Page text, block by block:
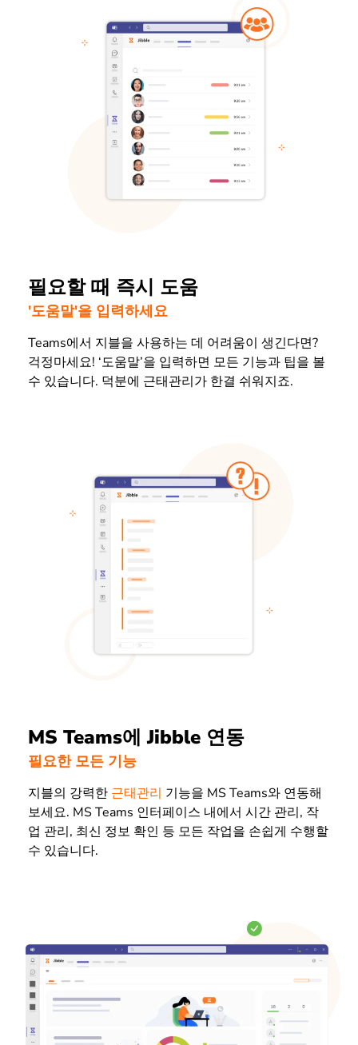
필요할 때 즉시 도움
'도움말'을 입력하세요
Teams에서 지블을 사용하는 데 어려움이 생긴다면?
걱정마세요! ‘도움말’을 입력하면 모든 기능과 팁을 볼
수 있습니다. 덕분에 근태관리가 한결 쉬워지죠.
MS Teams에 Jibble 연동
필요한 모든 기능
지블의 강력한 근태관리 기능을 MS Teams와 연동해
보세요. MS Teams 인터페이스 내에서 시간 관리, 작
업 관리, 최신 정보 확인 등 모든 작업을 손쉽게 수행할
수 있습니다.